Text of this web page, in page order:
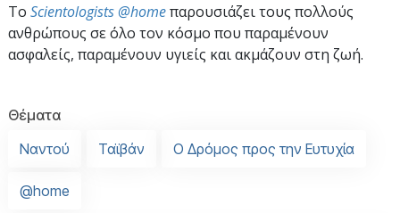
To Scientologists @homeπαρουσιάζει τους πολλούς
ανθρώπους σε όλο τον κόσμο που παραμένουν
ασφαλείς, παραμένουν υγιείς και ακμάζουν στη ζωή.
Θέματα
Ναντού
Ταϊβάν Ο Δρόμος προς την Ευτυχία
@home